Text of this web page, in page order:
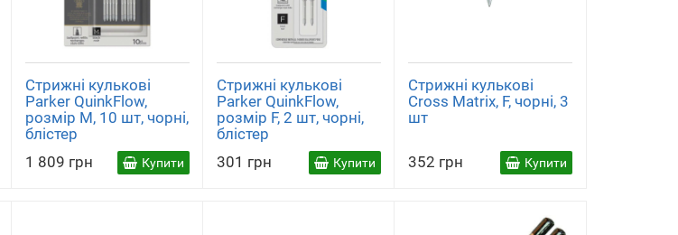
Стрижні кулькові
Parker QuinkFlow,
розмір M, 10 шт, чорні,
блістер
1 809 грн
Купити
Стрижні кулькові
Parker QuinkFlow,
розмір F, 2 шт, чорні,
блістер
301 грн
Купити
Стрижні кулькові
Cross Matrix, F, чорні, 3
шт
352 грн Купити